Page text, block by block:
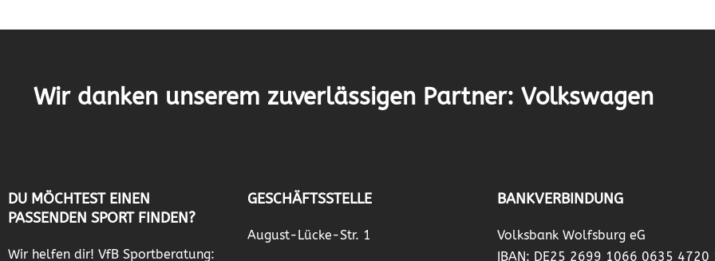
Wir danken unserem zuverlässigen Partner: Volkswagen
DU MÖCHTEST EINEN
PASSENDEN SPORT FINDEN?
Wir helfen dir! VfB Sportberatung:
GESCHÄFTSSTELLE
August-Lücke-Str. 1
BANKVERBINDUNG
Volksbank Wolfsburg eG
IBAN: DE25 2699 1066 0635 4720